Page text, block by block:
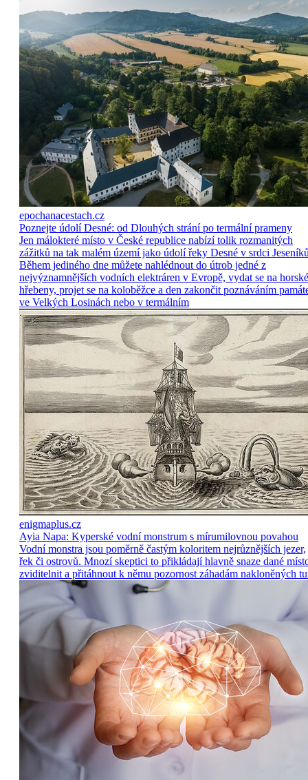
epochanacestach.cz
Poznejte údolí Desné: od Dlouhých strání po termální prameny
Jen málokteré místo v České republice nabízí tolik rozmanitých
zážitků na tak malém území jako údolí řeky Desné v srdci
Během jediného dne můžete nahlédnout do útrob jedné z
nejvýznamnějších vodních elektráren v Evropě, vydat se na horské
hřebeny, projet se na koloběžce a den zakončit poznáváním
ve Velkých Losinách nebo v termálním
enigmaplus.cz
Ayia Napa: Kyperské vodní monstrum s mírumilovnou povahou
Vodní monstra jsou poměrně častým koloritem nejrůznějších jezer,
řek či ostrovů. Mnozí skeptici to přikládají hlavně snaze dané
zviditelnit a přitáhnout k němu pozornost záhadám nakloněných